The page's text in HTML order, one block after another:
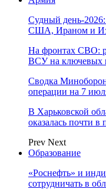
Судный день-
США, Ираном и
На фронтах СВО:
ВСУ на ключевых
Сводка
операции на 7
В Харьковской
оказалась почти
Prev Next
Образование
«Роснефть» и
сотрудничать в